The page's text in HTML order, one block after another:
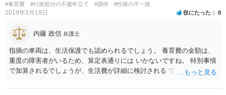
#養育費 #行政処分の不服申立て #調停 #性格の不一致
2019年3月19日 役にたった 8
内藤 政信 弁護士
指摘の車両は、生活保護でも認められるでしょう。 養育費の金額は、
重度の障害者がいるため、算定表通りには いかないですね。 特別事情
で加算されるでしょうが、生活費が詳細に検討される でしょう。 退職
が分与額になるでしょう。 一度家裁に離婚調停の申立てをしないと、